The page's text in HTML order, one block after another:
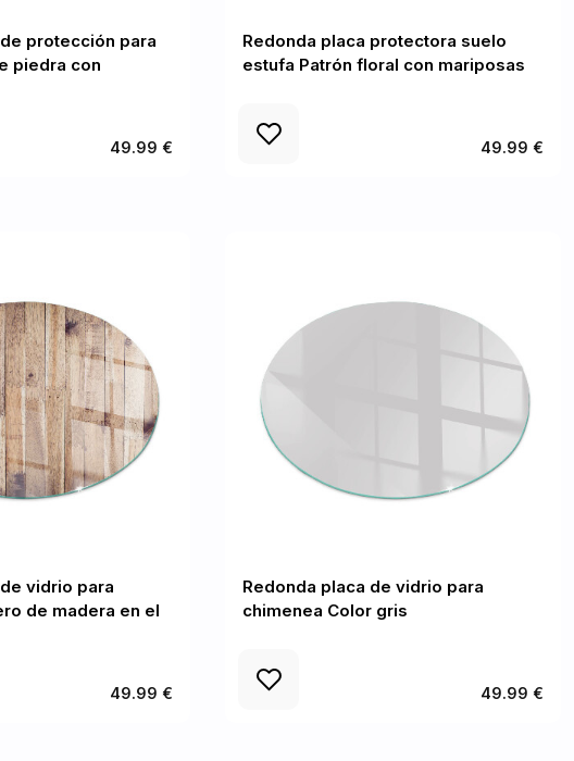
protección para
piedra con
49.99 €
Redonda placa protectora suelo
estufa Patrón floral con mariposas
49.99 €
vidrio para
de madera en el
49.99 €
Redonda placa de vidrio para
chimenea Color gris
49.99 €